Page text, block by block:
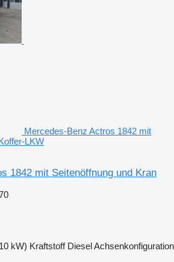
Mercedes-Benz Actros 1842 mit
LKW
1842 mit Seitenöffnung und Kran
kW) Kraftstoff DieselAchsenkonfiguration